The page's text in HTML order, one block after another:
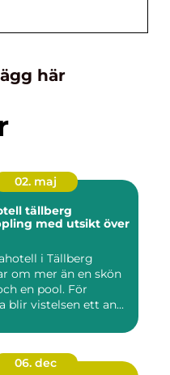
här
02. maj
tällberg
med utsikt över
i Tällberg
om mer än en skön
en pool. För
blir vistelsen ett an...
06. dec